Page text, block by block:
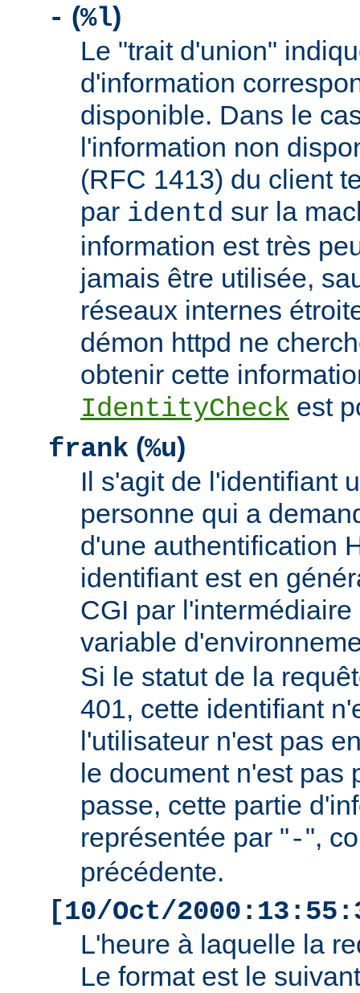
- (%l)
Le "trait d'union"
d'information
disponible. Dans le
l'information non
(RFC 1413) du client
par identd sur la
information est très
jamais être utilisée,
réseaux internes
démon httpd ne
obtenir cette
IdentityCheck est
frank (%u)
Il s'agit de l'identifiant
personne qui a
d'une authentification
identifiant est en
CGI par
variable
Si le statut de la
401, cette identifiant
l'utilisateur n'est pas
le document n'est pas
passe, cette partie
représentée par "-",
précédente.
[10/Oct/
L'heure à laquelle la
Le format est le